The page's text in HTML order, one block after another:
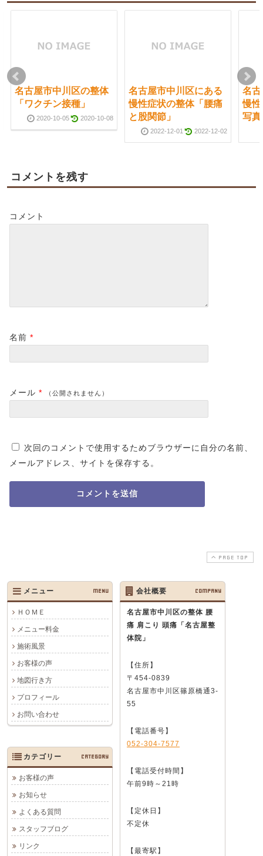
名古屋市中川区の整体
「ワクチン接種」
2020-10-05 2020-10-08
名古屋市中川区にある
慢性症状の整体「腰痛
と股関節」
2022-12-01 2022-12-02
名
慢
写真
コメントを残す
コメント
名前 *
メール * （公開されません）
次回のコメントで使用するためブラウザーに自分の名前、
メールアドレス、サイトを保存する。
PAGE TOP
メニュー MENU
ＨＯＭＥ
メニュー料金
施術風景
お客様の声
地図行き方
プロフィール
お問い合わせ
会社概要 COMPANY
名古屋市中川区の整体 腰
痛 肩こり 頭痛 「名古屋整
体院」
【住所】
〒454-0839
名古屋市中川区篠原橋通3-
55
【電話番号】
052-304-7577
【電話受付時間】
午前9時～21時
【定休日】
不定休
【最寄駅】
カテゴリー CATEGORY
お客様の声
お知らせ
よくある質問
スタッフブログ
リンク